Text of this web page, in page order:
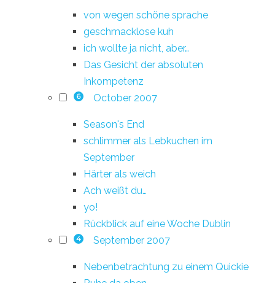
von wegen schöne sprache
geschmacklose kuh
ich wollte ja nicht, aber…
Das Gesicht der absoluten
Inkompetenz
6 October 2007
Season's End
schlimmer als Lebkuchen im
September
Härter als weich
Ach weißt du…
yo!
Rückblick auf eine Woche Dublin
4 September 2007
Nebenbetrachtung zu einem Quickie